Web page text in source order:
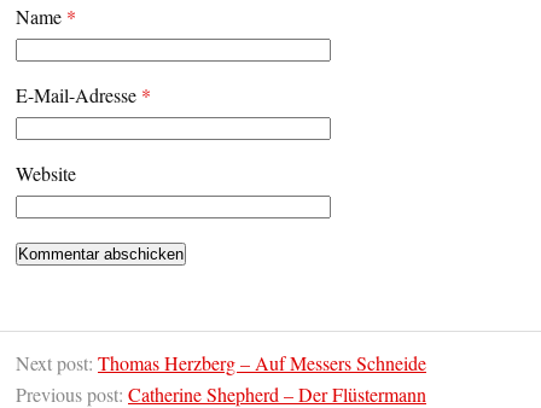
Name *
E-Mail-Adresse *
Website
Next post: Thomas Herzberg – Auf Messers Schneide
Previous post: Catherine Shepherd – Der Flüstermann